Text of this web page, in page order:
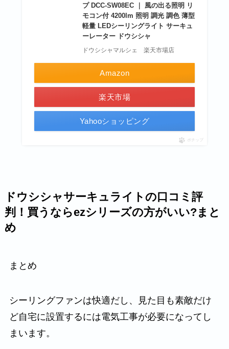
プ DCC-SW08EC ｜ 風の出る照明 リ
モコン付 4200lm 照明 調光 調色 薄型
軽量 LEDシーリングライト サーキュ
ーレーター ドウシシャ
ドウシシャマルシェ 楽天市場店
Amazon
楽天市場
Yahooショッピング
ポチップ
ドウシシャサーキュライトの口コミ評
判！買うならezシリーズの方がいい?まと
め
まとめ
シーリングファンは快適だし、見た目も素敵だけ
ど自宅に設置するには電気工事が必要になってし
まいます。